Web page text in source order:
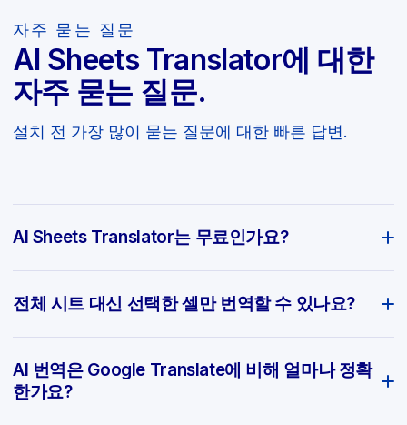
자주 묻는 질문
AI Sheets Translator에 대한
자주 묻는 질문.
설치 전 가장 많이 묻는 질문에 대한 빠른 답변.
AI Sheets Translator는 무료인가요?
전체 시트 대신 선택한 셀만 번역할 수 있나요?
AI 번역은 Google Translate에 비해 얼마나 정확
한가요?